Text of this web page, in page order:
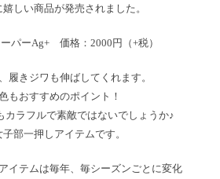
しい商品が発売されました。
パーAg+ 価格：2000円（+税）
履きジワも伸ばしてくれます。
もおすすめのポイント！
カラフルで素敵ではないでしょうか♪
部一押しアイテムです。
イテムは毎年、毎シーズンごとに変化